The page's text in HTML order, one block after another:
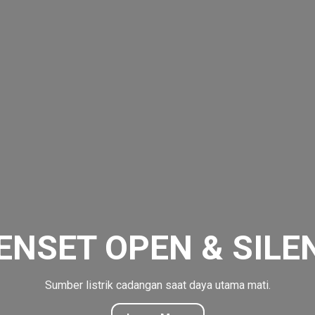
OPEN &
Sumber listrik cadangan saat daya utama mati.